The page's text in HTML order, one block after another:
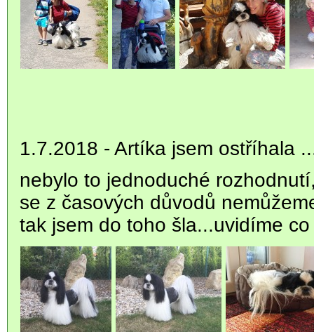
1.7.2018 - Artíka jsem ostříhala
nebylo to jednoduché
se z časových důvodů
tak jsem do toho šla...uvidíme